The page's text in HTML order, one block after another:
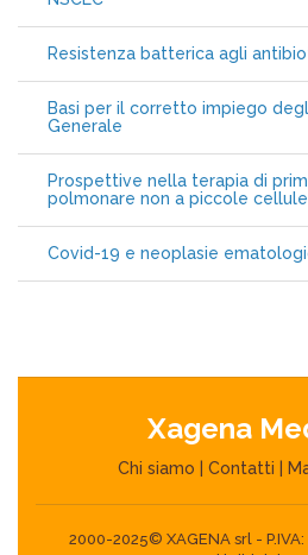
Resistenza batterica agli
Basi per il corretto impiego
Generale
Prospettive nella terapia di
polmonare non a piccole
Covid-19 e neoplasie
Xagena
Chi siamo Contatti
2000-2025© XAGENA srl -